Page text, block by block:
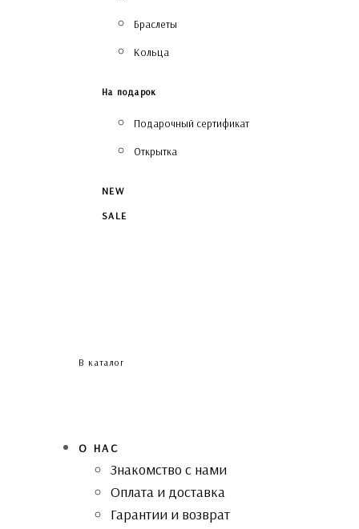
Браслеты
Кольца
На подарок
Подарочный сертификат
Открытка
NEW
SALE
В каталог
О НАС
Знакомство с нами
Оплата и доставка
Гарантии и возврат